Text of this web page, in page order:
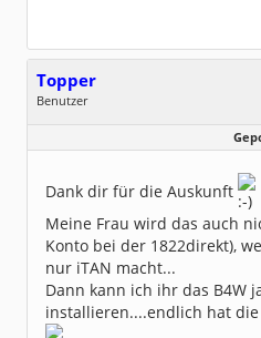
Topper
Benutzer
Dabei seit:
02 / 2014
Dank dir für die Auskunft
Meine Frau wird das auch
Konto bei der 1822direkt),
nur iTAN macht...
Dann kann ich ihr das B4W
installieren....endlich hat